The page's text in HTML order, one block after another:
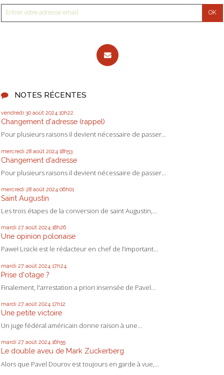
NOTES RÉCENTES
vendredi 30 août 2024 10h22
Changement d'adresse (rappel)
Pour plusieurs raisons il devient nécessaire de passer...
mercredi 28 août 2024 18h53
Changement d’adresse
Pour plusieurs raisons il devient nécessaire de passer...
mercredi 28 août 2024 06h01
Saint Augustin
Les trois étapes de la conversion de saint Augustin,...
mardi 27 août 2024 18h26
Une opinion polonaise
Paweł Lisicki est le rédacteur en chef de l’important...
mardi 27 août 2024 17h24
Prise d'otage ?
Finalement, l'arrestation a priori insensée de Pavel...
mardi 27 août 2024 17h12
Une petite victoire
Un juge fédéral américain donne raison à une...
mardi 27 août 2024 16h55
Le double aveu de Mark Zuckerberg
Alors que Pavel Dourov est toujours en garde à vue,...